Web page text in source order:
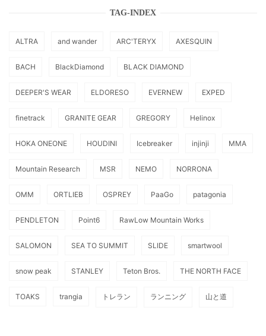
TAG-INDEX
ALTRA and wander ARC'TERYX AXESQUIN
BACH BlackDiamond BLACK DIAMOND
DEEPER'S WEAR ELDORESO EVERNEW EXPED
finetrack GRANITE GEAR GREGORY Helinox
HOKA ONEONE HOUDINI Icebreaker injinji MMA
Mountain Research MSR NEMO NORRONA
OMM ORTLIEB OSPREY PaaGo patagonia
PENDLETON Point6 RawLow Mountain Works
SALOMON SEA TO SUMMIT SLIDE smartwool
snow peak STANLEY Teton Bros. THE NORTH FACE
TOAKS trangia トレラン ランニング 山と道